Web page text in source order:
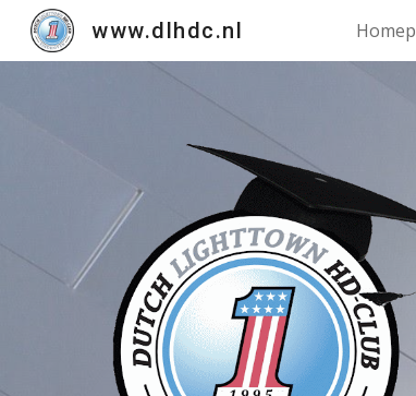
www.dlhdc.nl